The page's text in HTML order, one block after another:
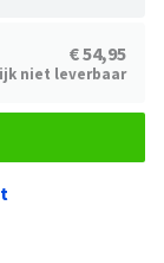
€ 54,95
niet leverbaar